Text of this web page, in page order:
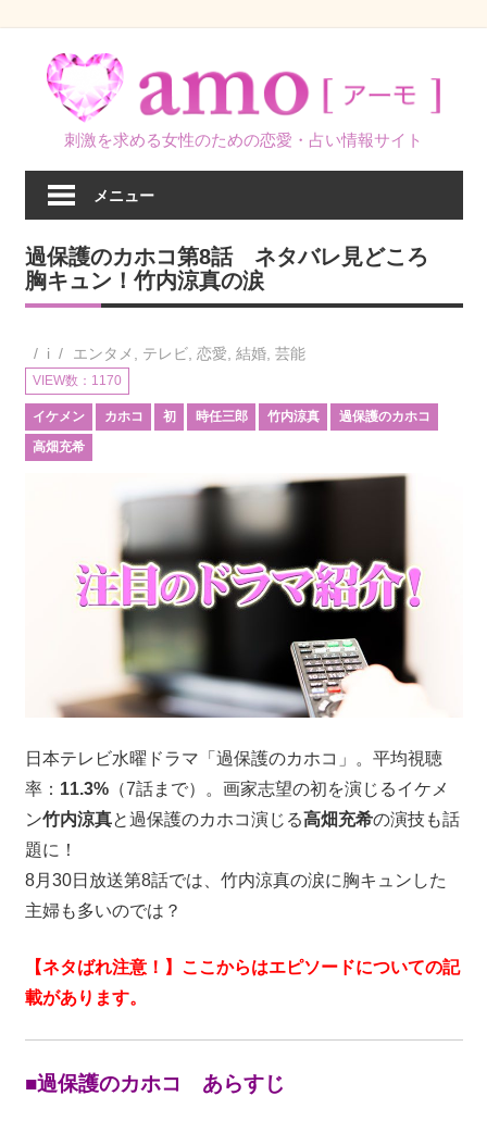
刺激を求める女性のための恋愛・占い情報サイト
メニュー
過保護のカホコ第8話 ネタバレ見どころ
胸キュン！竹内涼真の涙
i エンタメ テレビ, 恋愛 結婚, 芸能
VIEW数：1170
イケメン カホコ 初 時任三郎 竹内涼真 過保護のカホコ
高畑充希
日本テレビ水曜ドラマ「過保護のカホコ」。平均視聴
率： 11.3%（7話まで）。画家志望の初を演じるイケメ
ン竹内涼真と過保護のカホコ演じる高畑充希の演技も話
題に！
8月30日放送第8話では、竹内涼真の涙に胸キュンした
主婦も多いのでは？
【ネタばれ注意！】ここからはエピソードについての記
載があります。
■過保護のカホコ あらすじ